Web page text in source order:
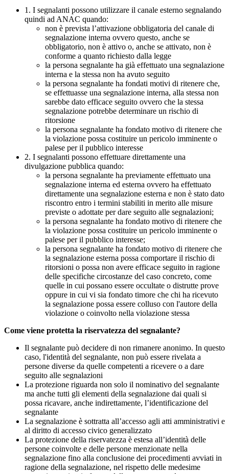
1. I segnalanti possono utilizzare il canale esterno segnalando
quindi ad ANAC quando:
non è prevista l’attivazione obbligatoria del canale di
segnalazione interna ovvero questo, anche se
obbligatorio, non è attivo o, anche se attivato, non è
conforme a quanto richiesto dalla legge
la persona segnalante ha già effettuato una segnalazione
interna e la stessa non ha avuto seguito
la persona segnalante ha fondati motivi di ritenere che,
se effettuasse una segnalazione interna, alla stessa non
sarebbe dato efficace seguito ovvero che la stessa
segnalazione potrebbe determinare un rischio di
ritorsione
la persona segnalante ha fondato motivo di ritenere che
la violazione possa costituire un pericolo imminente o
palese per il pubblico interesse
2. I segnalanti possono effettuare direttamente una
divulgazione pubblica quando:
la persona segnalante ha previamente effettuato una
segnalazione interna ed esterna ovvero ha effettuato
direttamente una segnalazione esterna e non è stato dato
riscontro entro i termini stabiliti in merito alle misure
previste o adottate per dare seguito alle segnalazioni;
la persona segnalante ha fondato motivo di ritenere che
la violazione possa costituire un pericolo imminente o
palese per il pubblico interesse;
la persona segnalante ha fondato motivo di ritenere che
la segnalazione esterna possa comportare il rischio di
ritorsioni o possa non avere efficace seguito in ragione
delle specifiche circostanze del caso concreto, come
quelle in cui possano essere occultate o distrutte prove
oppure in cui vi sia fondato timore che chi ha ricevuto
la segnalazione possa essere colluso con l'autore della
violazione o coinvolto nella violazione stessa
Come viene protetta la riservatezza del segnalante?
Il segnalante può decidere di non rimanere anonimo. In questo
caso, l'identità del segnalante, non può essere rivelata a
persone diverse da quelle competenti a ricevere o a dare
seguito alle segnalazioni
La protezione riguarda non solo il nominativo del segnalante
ma anche tutti gli elementi della segnalazione dai quali si
possa ricavare, anche indirettamente, l’identificazione del
segnalante
La segnalazione è sottratta all’accesso agli atti amministrativi e
al diritto di accesso civico generalizzato
La protezione della riservatezza è estesa all’identità delle
persone coinvolte e delle persone menzionate nella
segnalazione fino alla conclusione dei procedimenti avviati in
ragione della segnalazione, nel rispetto delle medesime